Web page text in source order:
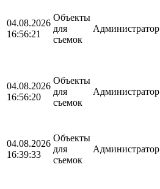
04.08.2026
16:56:21
Объекты
для
съемок
Администратор
04.08.2026
16:56:20
Объекты
для
съемок
Администратор
04.08.2026
16:39:33
Объекты
для
съемок
Администратор